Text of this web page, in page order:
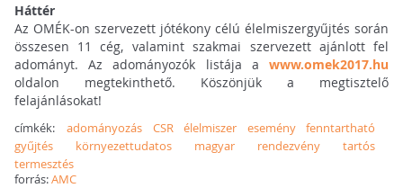
Háttér
Az OMÉK-on szervezett jótékony célú élelmiszergyűjtés során
összesen 11 cég, valamint szakmai szervezett ajánlott fel
adományt. Az adományozók listája awww.omek2017.hu
oldalon megtekinthető. Köszönjük a megtisztelő
felajánlásokat!
címkék: adományozás CSR élelmiszer esemény
fenntartható
gyűjtés
környezettudatos magyar rendezvény
tartós
termesztés
forrás:AMC